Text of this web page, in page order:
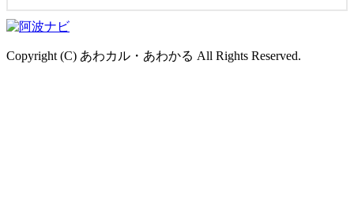
Copyright (C) あわカル・あわかる All Rights Reserved.